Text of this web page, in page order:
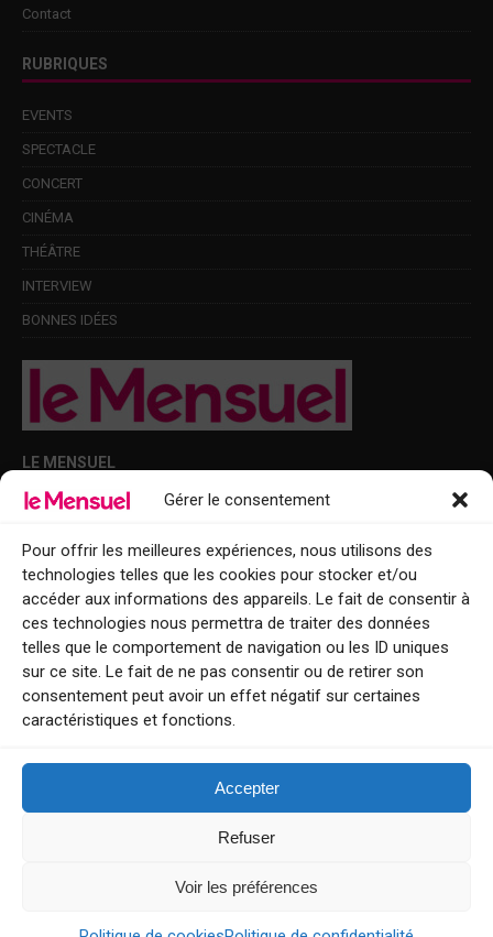
Gérer le consentement
Pour offrir les meilleures expériences, nous utilisons des
technologies telles que les cookies pour stocker et/ou
accéder aux informations des appareils. Le fait de consentir à
ces technologies nous permettra de traiter des données
telles que le comportement de navigation ou les ID uniques
sur ce site. Le fait de ne pas consentir ou de retirer son
consentement peut avoir un effet négatif sur certaines
caractéristiques et fonctions.
Accepter
Refuser
Voir les préférences
Contact
RUBRIQUES
EVENTS
SPECTACLE
CONCERT
CINÉMA
THÉÂTRE
INTERVIEW
BONNES IDÉES
LE MENSUEL
Points de diffusion Var et Alpes-Maritimes : oû trouver Le Mensuel ?
Le Mensuel en PDF : consultez le magazine en ligne
Qui sommes-nous ?
BFM Top Sorties
EVENT
Tourisme week-end : envie de vous évader le temps d’un week-end ou
Explorez nos bonnes adresses
Contact